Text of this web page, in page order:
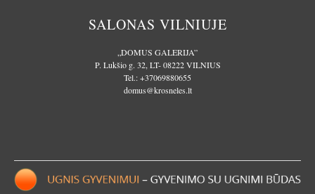
SALONAS VILNIUJE
„DOMUS GALERIJA”
P. Lukšio g. 32, LT- 08222 VILNIUS
Tel.:+37069880655
domus@krosneles.lt